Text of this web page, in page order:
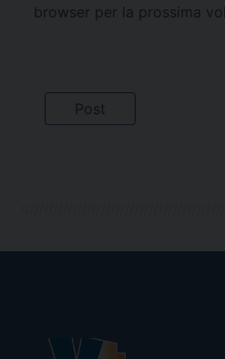
browser per la prossima